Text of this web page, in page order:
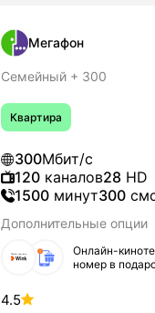
Мегафон
Семейный + 300
Квартира
300Мбит/с
120каналов28HD
1500 минут300
Дополнительные опции
Онлайн-
номер в
4.5